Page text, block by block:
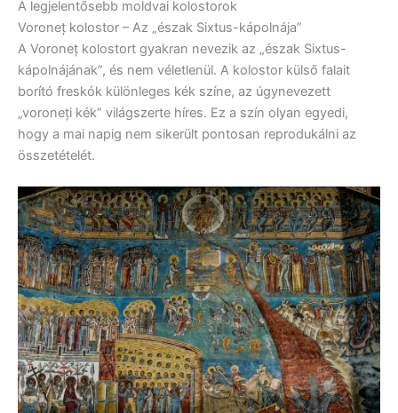
A legjelentősebb moldvai kolostorok
Voroneț kolostor – Az „észak Sixtus-kápolnája”
A Voroneț kolostort gyakran nevezik az „észak Sixtus-
kápolnájának”, és nem véletlenül. A kolostor külső falait
borító freskók különleges kék színe, az úgynevezett
„voroneți kék” világszerte híres. Ez a szín olyan egyedi,
hogy a mai napig nem sikerült pontosan reprodukálni az
összetételét.